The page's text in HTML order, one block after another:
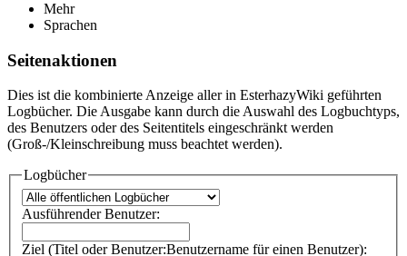
Mehr
Sprachen
Seitenaktionen
Dies ist die kombinierte Anzeige aller in EsterhazyWiki geführten
Logbücher. Die Ausgabe kann durch die Auswahl des Logbuchtyps,
des Benutzers oder des Seitentitels eingeschränkt werden
(Groß-/Kleinschreibung muss beachtet werden).
Logbücher
Ausführender Benutzer:
Ziel (Titel oder Benutzer:Benutzername für einen Benutzer):